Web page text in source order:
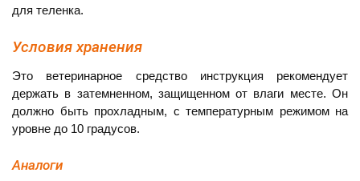
для теленка.
Условия хранения
Это ветеринарное средство инструкция рекомендует
держать в затемненном, защищенном от влаги месте. Он
должно быть прохладным, с температурным режимом на
уровне до 10 градусов.
Аналоги